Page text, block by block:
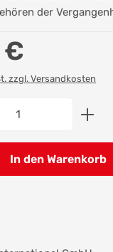
der
€
zzgl. Versandkosten
Anzahl: Gib
In den Warenkorb